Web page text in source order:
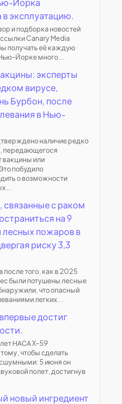
эксплуатацию.
и подборка новостей
Canary Media
получать её каждую
Йорке много...
эксперты
вирусе,
Бурбон, после
в Нью-
наличие редко
передающегося
вакцины или
побудило
о возможности
с раком
на 9
лесных пожаров в
риску 3,3
того, как в 2025
были потушены лесные
что опасный
легких...
достиг
НАСА X-59
чтобы сделать
5 июня он
полет, достигнув
новый ингредиент